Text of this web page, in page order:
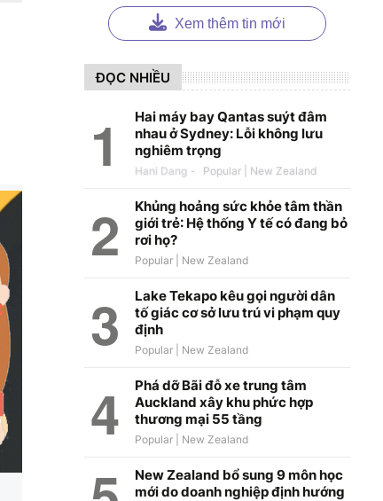
Xem thêm tin mới
ĐỌC NHIỀU
Hai máy bay Qantas suýt đâm
nhau ở Sydney: Lỗi không lưu
nghiêm trọng
Hani Dang -
Khủng hoảng sức khỏe tâm thần
giới trẻ: Hệ thống Y tế có đang bỏ
rơi họ?
Lake Tekapo kêu gọi người dân
tố giác cơ sở lưu trú vi phạm quy
định
Phá dỡ Bãi đỗ xe trung tâm
Auckland xây khu phức hợp
thương mại 55 tầng
New Zealand bổ sung 9 môn học
mới do doanh nghiệp định hướng